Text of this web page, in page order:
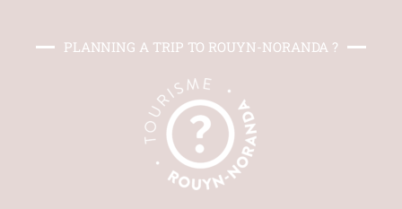
PLANNING A TRIP TO ROUYN-NORANDA ?